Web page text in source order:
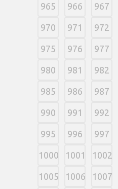
965 966 967
970 971 972
975 976 977
980 981 982
985 986 987
990 991 992
995 996 997
1000 1001 1002
1005 1006 1007